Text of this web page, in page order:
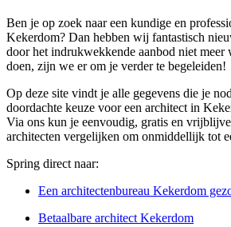
Ben je op zoek naar een kundige en
Kekerdom? Dan hebben wij fantastisch
door het indrukwekkende aanbod niet meer
doen, zijn we er om je verder te begeleiden!
Op deze site vindt je alle gegevens die je
doordachte keuze voor een architect in
Via ons kun je eenvoudig, gratis en
architecten vergelijken om onmiddellijk tot
Spring direct naar:
Een architectenbureau Kekerdom
Betaalbare architect Kekerdom